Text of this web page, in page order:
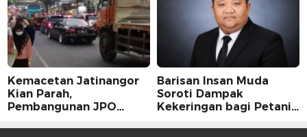
Kemacetan Jatinangor
Kian Parah,
Pembangunan JPO
Barisan Insan Muda
Soroti Dampak
Kekeringan bagi Petani,